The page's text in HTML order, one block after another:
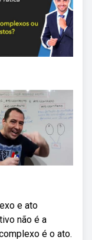
e ato
não é a
é o ato.